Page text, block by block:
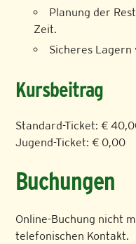
Planung der
Zeit.
Sicheres Lagern
Kursbeitrag
Standard-Ticket: €
Jugend-Ticket: € 0,00
Buchungen
Online-Buchung nicht
telefonischen Kontakt.